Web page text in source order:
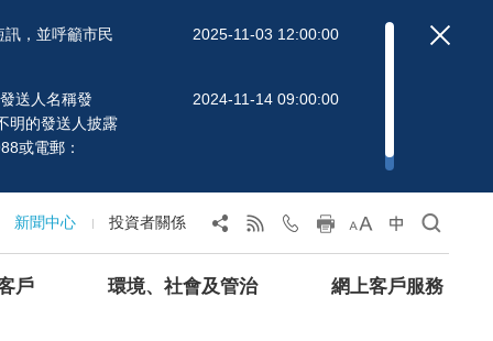
，並呼籲市民
2025-11-03 12:00:00
送人名稱發
明的發送人披露
或電郵：
2024-11-14 09:00:00
新聞中心 投資者關係
戶 環境、社會及管治 網上客戶服務